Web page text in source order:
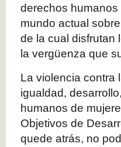
derechos
mundo actual
de la cual disfrutan
la vergüenza que
La violencia contra
igualdad,
humanos de
Objetivos de
quede atrás, no